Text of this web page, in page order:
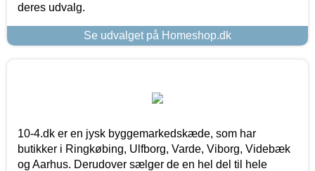
deres udvalg.
Se udvalget på Homeshop.dk
10-4.dk er en jysk byggemarkedskæde, som har
butikker i Ringkøbing, Ulfborg, Varde, Viborg, Videbæk
og Aarhus. Derudover sælger de en hel del til hele